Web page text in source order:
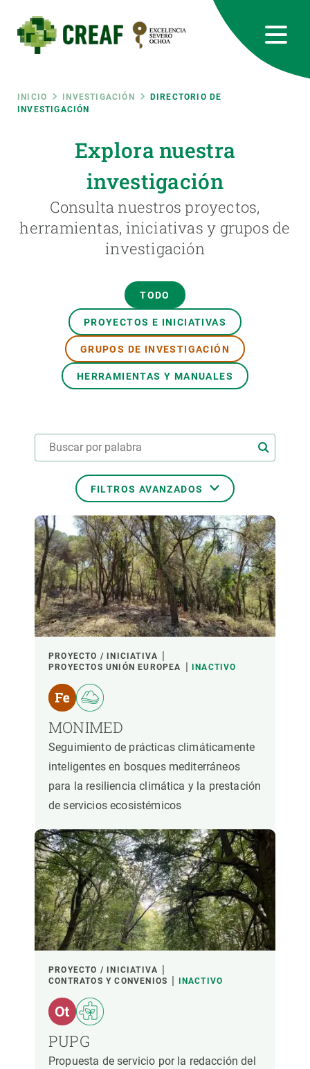
contenido
principal
Ruta
navegación
INICIO INVESTIGACIÓN
DIRECTORIO DE
INVESTIGACIÓN
Explora nuestra
investigación
Consulta nuestros proyectos,
herramientas, iniciativas y grupos de
investigación
TODO
PROYECTOS E INICIATIVAS
GRUPOS DE INVESTIGACIÓN
HERRAMIENTAS Y MANUALES
FILTROS AVANZADOS
ÁREAS TEMÁTICAS
TEMAS TRANSVERSALES
LIDERADO POR
PARTICIPANTES
AÑO DE INICIO
LIDERAZGO CREAF LIDERAZGO EXTERNO
- CUALQUIERA - ACTIVO INACTIVO
PROYECTO / INICIATIVA
PROYECTOS UNIÓN EUROPEA
INACTIVO
MONIMED
Seguimiento de prácticas climáticamente
inteligentes en bosques mediterráneos
para la resiliencia climática y la prestación
de servicios ecosistémicos
PROYECTO / INICIATIVA
CONTRATOS Y CONVENIOS
INACTIVO
PUPG
Propuesta de servicio por la redacción del
RRSS
Featured
responsive
Responsive
SOBRE NOSOTROS
ÚNETE A NOSOTROS
NOTICIAS Y AGENDA